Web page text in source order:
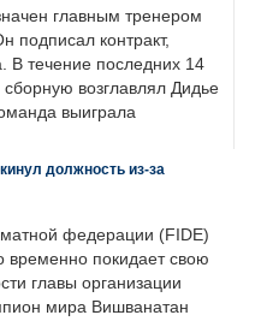
главным тренером
подписал контракт,
В течение последних 14
возглавлял Дидье
выиграла
должность из-за
федерации (FIDE)
временно покидает свою
главы организации
мира Вишванатан